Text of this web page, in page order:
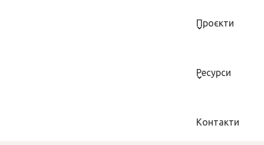
Проєкти
Ресурси
Контакти